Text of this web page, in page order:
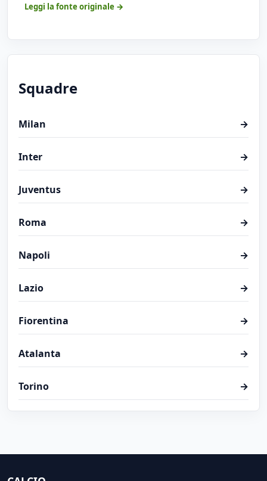
Leggi la fonte originale →
Squadre
Milan →
Inter →
Juventus →
Roma →
Napoli →
Lazio →
Fiorentina →
Atalanta →
Torino →